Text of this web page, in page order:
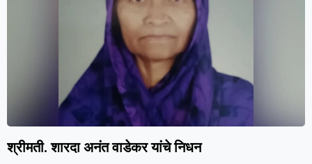
श्रीमती. शारदा अनंत वाडेकर यांचे निधन